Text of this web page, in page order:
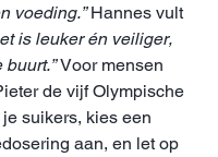
voeding.”Hannes vult
is leuker én veiliger,
Voor mensen
de vijf Olympische
suikers, kies een
aan, en let op